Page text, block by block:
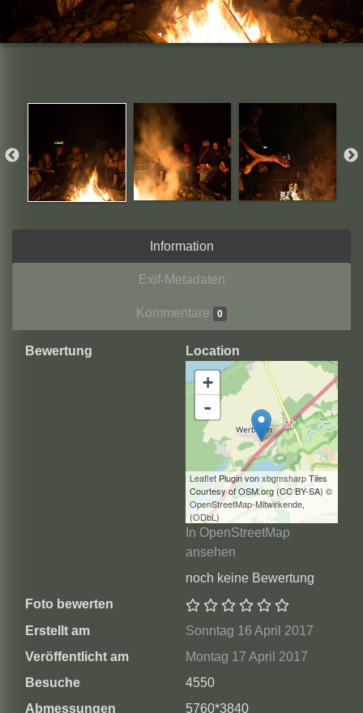
Information
Exif-Metadaten
Kommentare 0
Bewertung Location
+
-
LeafletPlugin vonxbgmsharpTiles
Courtesy of OSM.org (CC BY-SA) ©
OpenStreetMap-Mitwirkende,
(ODbL)
In OpenStreetMap
ansehen
noch keine Bewertung
Foto bewerten
Erstellt am
Sonntag 16 April 2017
Veröffentlicht am
Montag 17 April 2017
Besuche
4550
Abmessungen
5760*3840